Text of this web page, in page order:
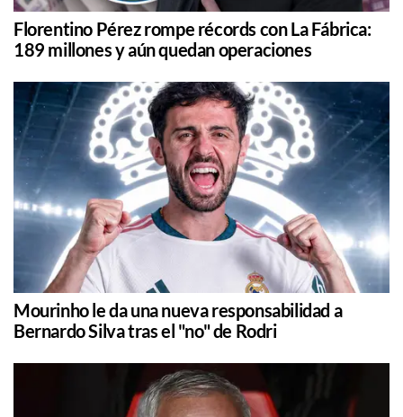
Florentino Pérez rompe récords con La Fábrica:
189 millones y aún quedan operaciones
Mourinho le da una nueva responsabilidad a
Bernardo Silva tras el "no" de Rodri